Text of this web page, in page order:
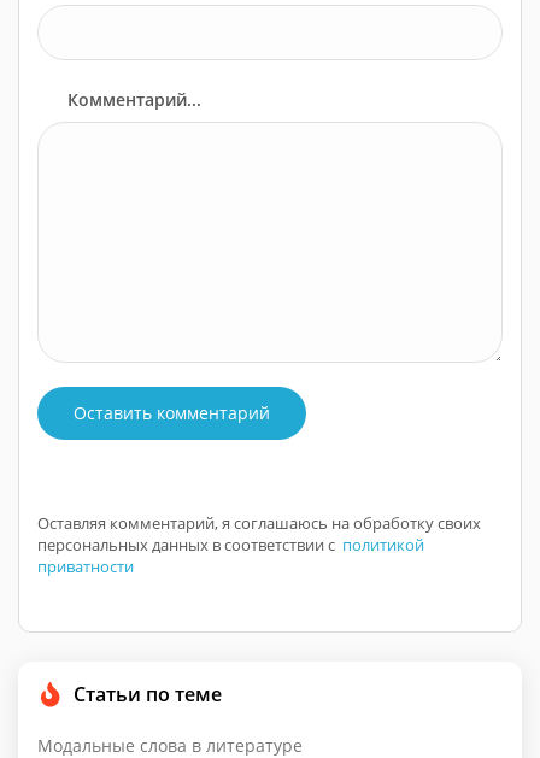
Комментарий...
Оставить комментарий
Оставляя комментарий, я соглашаюсь на обработку своих
персональных данных в соответствии с политикой
приватности
Статьи по теме
Модальные слова в литературе